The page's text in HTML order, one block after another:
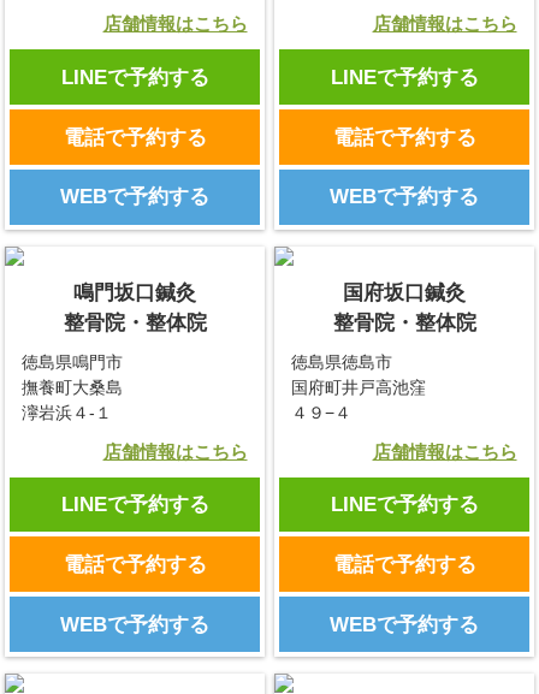
店舗情報はこちら
LINEで予約する
電話で予約する
WEBで予約する
店舗情報はこちら
LINEで予約する
電話で予約する
WEBで予約する
鳴門坂口鍼灸
整骨院・整体院
徳島県鳴門市
撫養町大桑島
濘岩浜４-１
店舗情報はこちら
LINEで予約する
電話で予約する
WEBで予約する
国府坂口鍼灸
整骨院・整体院
徳島県徳島市
国府町井戸高池窪
４９−４
店舗情報はこちら
LINEで予約する
電話で予約する
WEBで予約する